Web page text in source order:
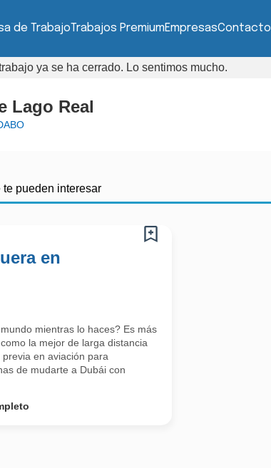
de TrabajoTrabajos PremiumEmpresasContacto
ya se ha cerrado. Lo sentimos mucho.
Lago Real
te pueden interesar
en
mientras lo haces? Es más
la mejor de larga distancia
en aviación para
de mudarte a Dubái con